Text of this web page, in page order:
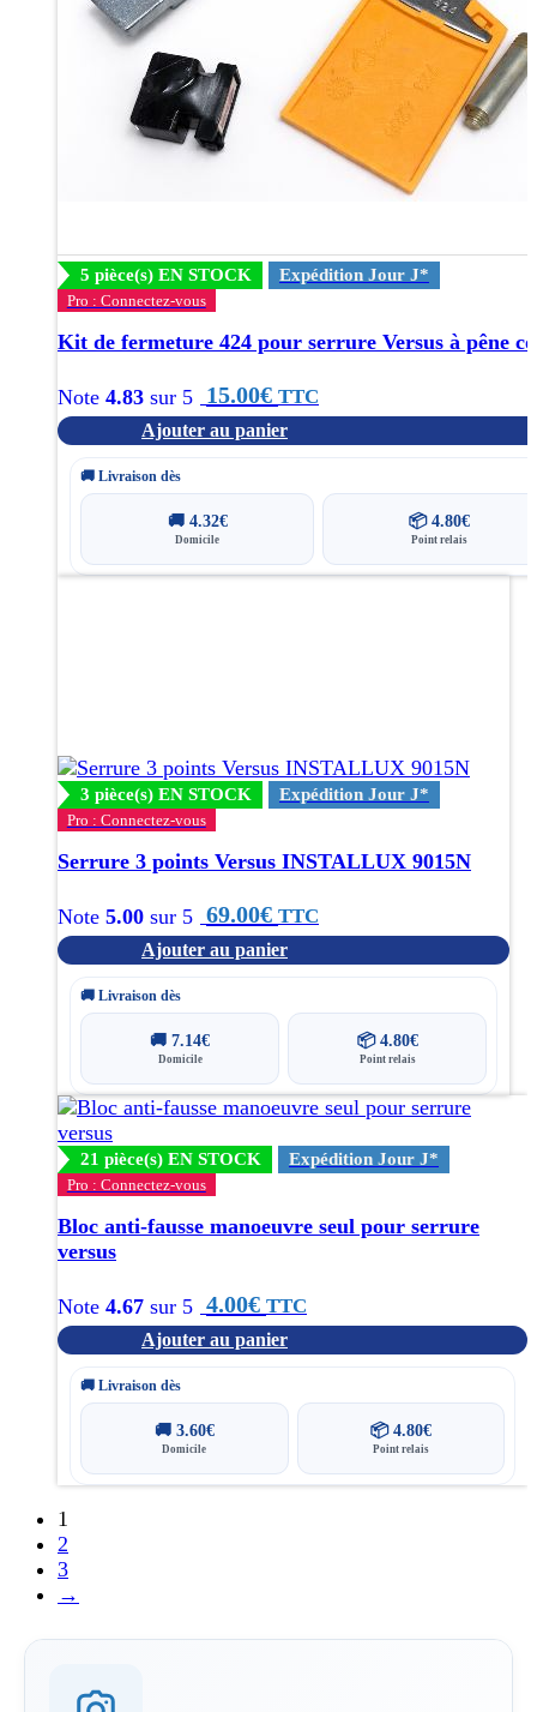
5 pièce(s) EN STOCK Expédition Jour J*
Pro : Connectez-vous
Kit de fermeture 424 pour serrure Versus à pêne
Note 4.83 sur 5 15.00€ TTC
Ajouter au panier
🚚 Livraison dès
🚚 4.32€
Domicile
📦 4.80€
Point relais
3 pièce(s) EN STOCK Expédition Jour J*
Pro : Connectez-vous
Serrure 3 points Versus INSTALLUX 9015N
Note 5.00 sur 5 69.00€ TTC
Ajouter au panier
🚚 Livraison dès
🚚7.14€
Domicile
📦 4.80€
Point relais
21 pièce(s) EN STOCK Expédition Jour J*
Pro : Connectez-vous
Bloc anti-fausse manoeuvre seul pour serrure
versus
Note 4.67 sur 5 4.00€ TTC
Ajouter au panier
🚚 Livraison dès
🚚 3.60€
Domicile
📦 4.80€
Point relais
1
2
3
→